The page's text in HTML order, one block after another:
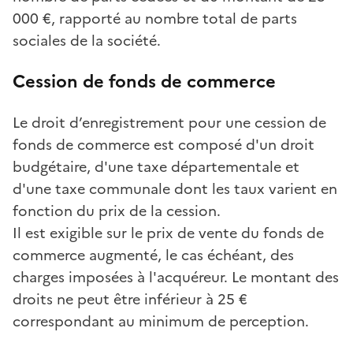
000 €, rapporté au nombre total de parts
sociales de la société.
Cession de fonds de commerce
Le droit d’enregistrement pour une cession de
fonds de commerce est composé d'un droit
budgétaire, d'une taxe départementale et
d'une taxe communale dont les taux varient en
fonction du prix de la cession.
Il est exigible sur le prix de vente du fonds de
commerce augmenté, le cas échéant, des
charges imposées à l'acquéreur. Le montant des
droits ne peut être inférieur à 25 €
correspondant au minimum de perception.